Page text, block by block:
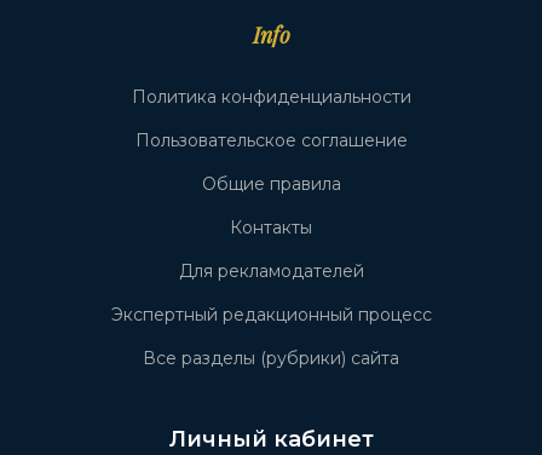
Info
Политика конфиденциальности
Пользовательское соглашение
Общие правила
Контакты
Для рекламодателей
Экспертный редакционный процесс
Все разделы (рубрики) сайта
Личный кабинет